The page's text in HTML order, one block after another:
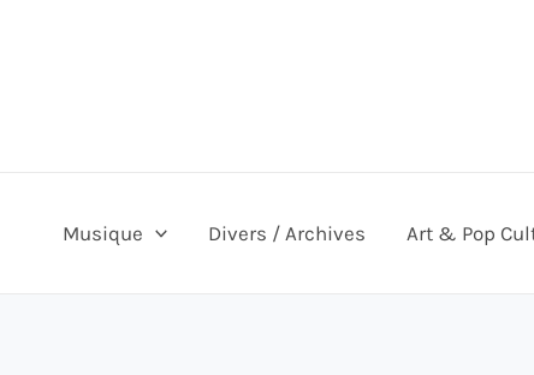
Musique Divers / Archives Art & Pop